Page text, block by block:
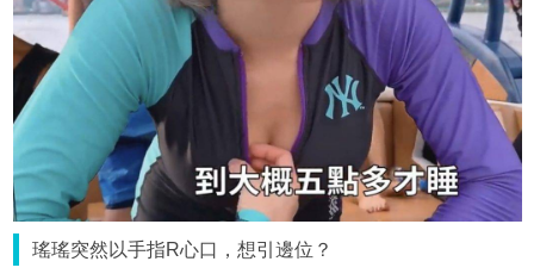
瑤瑤突然以手指R心口，想引邊位？